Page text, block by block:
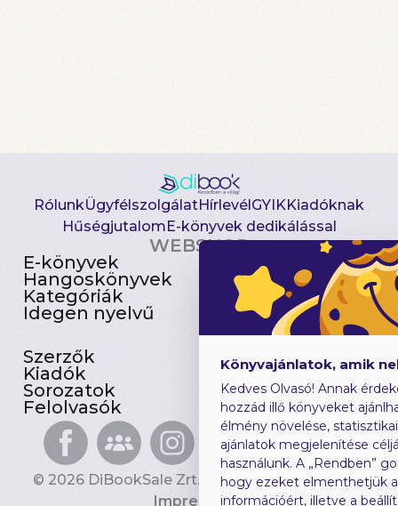
RólunkÜgyfélszolgálatHírlevélGYIKKiadóknak
HűségjutalomE-könyvek dedikálással
WEBSHOP
E-könyvek
Hangoskönyvek
Kategóriák
Idegen nyelvű
Csomagajánlatok
Akciósak
Előjegyezhetők
Újdonságok
Szerzők
Kiadók
Sorozatok
Felolvasók
Gyerekkönyvek
Heti toplista
Ajándékutalvány
Blog
© 2026 DiBookSale Zrt. Minden jog fenntartva.
Impresszum
Könyvajánlatok, amik
Kedves Olvasó! Annak
hozzád illő könyveket
élmény növelése,
ajánlatok megjelenítése
használunk. A „Rendben”
hogy ezeket elmenthetjük
információért, illetve a